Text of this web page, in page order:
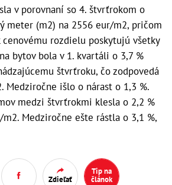
v porovnaní so 4. štvrťrokom o
meter (m2) na 2556 eur/m2, pričom
cenovému rozdielu poskytujú všetky
bytov bola v 1. kvartáli o 3,7 %
štvrťroku, čo zodpovedá
Medziročne išlo o nárast o 1,3 %.
medzi štvrťrokmi klesla o 2,2 %
Medziročne ešte rástla o 3,1 %,
Zdieľať
Tip na
článok